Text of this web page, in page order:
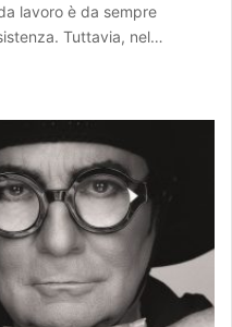
lavoro è da sempre
Tuttavia, nel…